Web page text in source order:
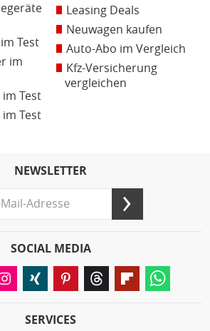
Test
im
Test
Test
Leasing Deals
Neuwagen kaufen
Auto-Abo im Vergleich
Kfz-Versicherung
vergleichen
NEWSLETTER
SOCIAL MEDIA
SERVICES